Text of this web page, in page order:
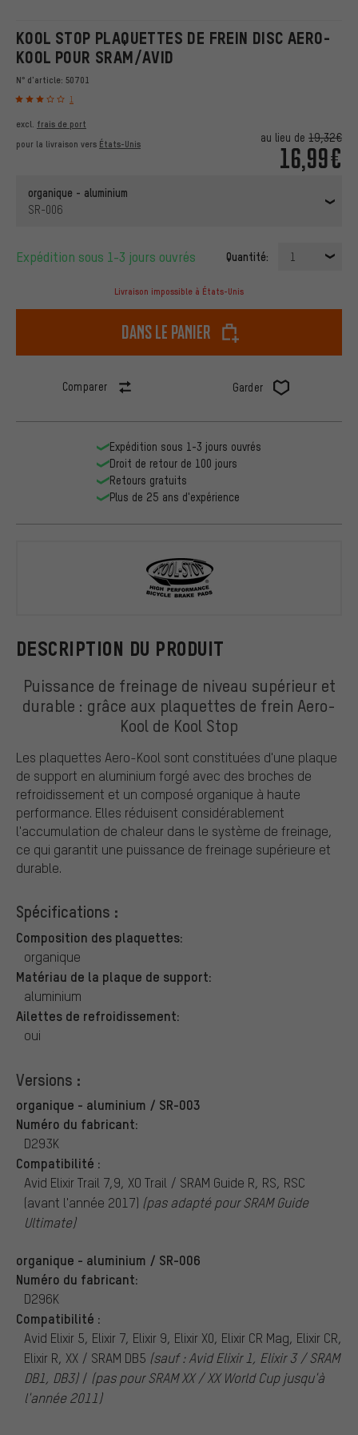
KOOL STOP PLAQUETTES DE FREIN DISC AERO-
KOOL POUR SRAM/AVID
N° d'article: 50701
1
au lieu de 19,32€
16,99€
excl. frais de port
pour la livraison vers États-Unis
organique - aluminium
SR-006
Expédition sous 1-3 jours ouvrés Quantité: 1
Livraison impossible à États-Unis
dans le panier
Comparer Garder
DESCRIPTION DU PRODUIT
Puissance de freinage de niveau supérieur et
durable : grâce aux plaquettes de frein Aero-
Kool de Kool Stop
Les plaquettes Aero-Kool sont constituées d'une plaque
de support en aluminium forgé avec des broches de
refroidissement et un composé organique à haute
performance. Elles réduisent considérablement
l'accumulation de chaleur dans le système de freinage,
ce qui garantit une puissance de freinage supérieure et
durable.
Spécifications :
Composition des plaquettes:
organique
Matériau de la plaque de support:
aluminium
Ailettes de refroidissement:
oui
Versions :
organique - aluminium / SR-003
Numéro du fabricant:
D293K
Compatibilité :
Avid Elixir Trail 7,9, XO Trail / SRAM Guide R, RS, RSC
(avant l'année 2017) (pas adapté pour SRAM Guide
Ultimate)
organique - aluminium / SR-006
Numéro du fabricant:
D296K
Compatibilité :
Avid Elixir 5, Elixir 7, Elixir 9, Elixir X0, Elixir CR Mag, Elixir CR,
Elixir R, XX / SRAM DB5 (sauf : Avid Elixir 1, Elixir 3 / SRAM
DB1, DB3)/ (pas pour SRAM XX / XX World Cup jusqu'à
l'année 2011)
Expédition sous 1-3 jours ouvrés
Droit de retour de 100 jours
Retours gratuits
Plus de 25 ans d'expérience